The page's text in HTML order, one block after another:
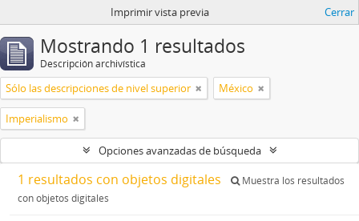
Imprimir vista previa Cerrar
Mostrando 1 resultados
Descripción archivística
Sólo las descripciones de nivel superior México
Imperialismo
Opciones avanzadas de búsqueda
1 resultados con objetos digitales
Muestra los resultados
con objetos digitales